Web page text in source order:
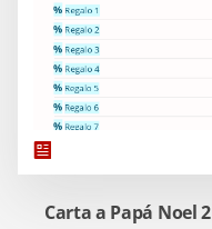
Carta a Papá Noel 2